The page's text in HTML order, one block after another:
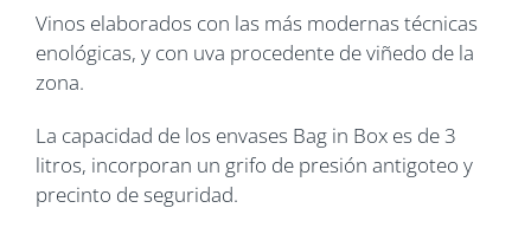
Vinos elaborados con las más modernas técnicas
enológicas, y con uva procedente de viñedo de la
zona.
La capacidad de los envases Bag in Box es de 3
litros, incorporan un grifo de presión antigoteo y
precinto de seguridad.